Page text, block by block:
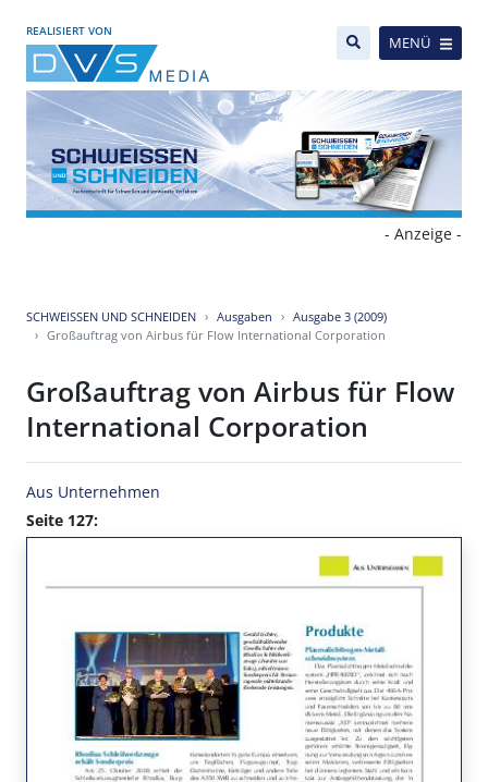
REALISIERT VON
MENÜ
- Anzeige -
SCHWEISSEN UND SCHNEIDEN Ausgaben
Ausgabe 3 (2009)
Großauftrag von Airbus für Flow International Corporation
Großauftrag von Airbus für Flow
International Corporation
Aus Unternehmen
Seite 127: